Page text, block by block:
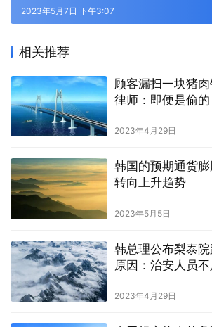
2023年5月7日 下午3:07
相关推荐
顾客漏扫一块猪
律师：即便是偷
2023年4月29日
韩国的预期通货
转向上升趋势
2023年5月5日
韩总理公布梨泰
原因：治安人员
2023年4月29日